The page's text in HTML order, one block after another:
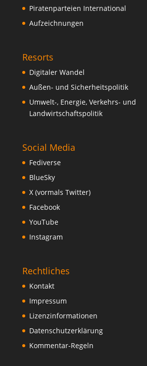
Piratenparteien International
Aufzeichnungen
Resorts
Digitaler Wandel
Außen- und Sicherheitspolitik
Umwelt-, Energie, Verkehrs- und
Landwirtschaftspolitik
Social Media
Fediverse
BlueSky
X (vormals Twitter)
Facebook
YouTube
Instagram
Rechtliches
Kontakt
Impressum
Lizenzinformationen
Datenschutzerklärung
Kommentar-Regeln